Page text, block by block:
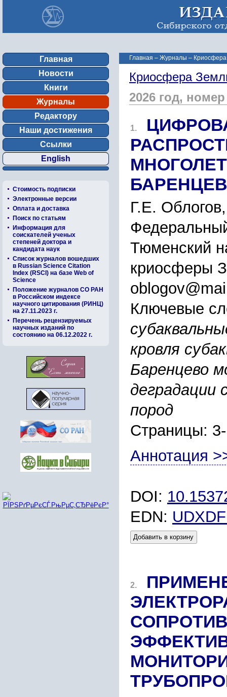
Главная
Новости
Книги
Журналы
Редактору
Наши достижения
Ссылки
English
Стоимость подписки
Электронные версии
Оплата и доставка
Поиск по статьям
Информация для
соискателей ученых
степеней доктора и
кандидата наук
Список журналов вошедших
в Russian Science Citation
Index (RSCI) на базе Web of
Science
Положение журналов СО РАН
в Российском индексе
научного цитирования (РИНЦ)
на 27.11.2023 г.
Перечень рецензируемых
научных изданий по
состоянию на 06.12.2022 г.
Главная – Журналы –
Криосфера
2026 год,
1.
Г.Е.
Тюменский
криосферы
Ключевые
кровля
Баренцево
деградации
пород
Страницы:
Аннотация
DOI:
EDN:
Добавить в корзину
2.